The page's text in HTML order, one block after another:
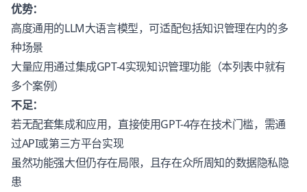
优势：
高度通用的LLM大语言模型，可适配包括知识管理在内的多
种场景
大量应用通过集成GPT-4实现知识管理功能（本列表中就有
多个案例）
不足：
若无配套集成和应用，直接使用GPT-4存在技术门槛，需通
过API或第三方平台实现
虽然功能强大但仍存在局限，且存在众所周知的数据隐私隐
患